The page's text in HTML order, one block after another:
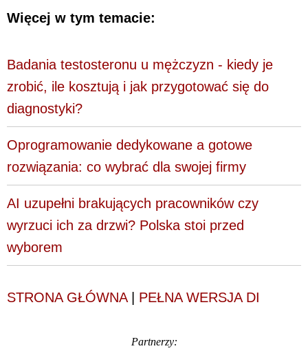
Więcej w tym temacie:
Badania testosteronu u mężczyzn - kiedy je
zrobić, ile kosztują i jak przygotować się do
diagnostyki?
Oprogramowanie dedykowane a gotowe
rozwiązania: co wybrać dla swojej firmy
AI uzupełni brakujących pracowników czy
wyrzuci ich za drzwi? Polska stoi przed
wyborem
STRONA GŁÓWNA| PEŁNA WERSJA DI
Partnerzy: